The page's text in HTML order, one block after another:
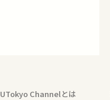
UTokyo Channelとは